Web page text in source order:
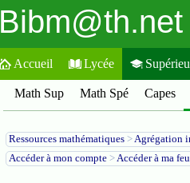
Bibm@th.net
Accueil Lycée
Math Sup Math Spé Capes
Ressources mathématiques >Agrégation
Accéder à mon compte >Accéder à ma